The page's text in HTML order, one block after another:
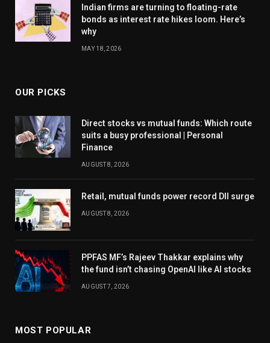
Indian firms are turning to floating-rate
bonds as interest rate hikes loom. Here’s
why
MAY 18, 2026
OUR PICKS
Direct stocks vs mutual funds: Which route
suits a busy professional | Personal
Finance
AUGUST 8, 2026
Retail, mutual funds power record DII surge
AUGUST 8, 2026
PPFAS MF’s Rajeev Thakkar explains why
the fund isn’t chasing OpenAI like AI stocks
AUGUST 7, 2026
MOST POPULAR